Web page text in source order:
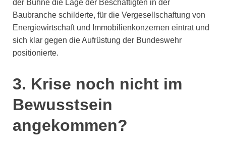
der Bühne die Lage der Beschäftigten in der
Baubranche schilderte, für die Vergesellschaftung von
Energiewirtschaft und Immobilienkonzernen eintrat und
sich klar gegen die Aufrüstung der Bundeswehr
positionierte.
3. Krise noch nicht im
Bewusstsein
angekommen?